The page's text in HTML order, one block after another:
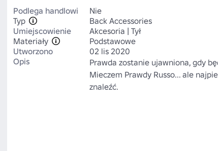
Podlega handlowi
Nie
Typ
Back Accessories
Umiejscowienie
Akcesoria | Tył
Materiały
Podstawowe
Utworzono
02 lis 2020
Opis
Prawda zostanie ujawniona, gdy
Mieczem Prawdy Russo... ale
znaleźć.